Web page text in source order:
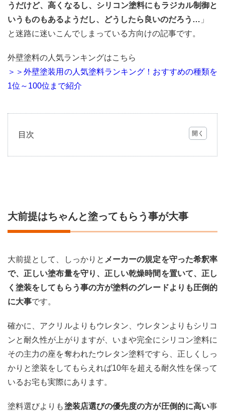
うだけど、高くなるし、シリコン塗料にもラジカル制御と
いうものもあるようだし、どうしたら良いのだろう… 」
と迷路に迷いこんでしまっている方向けの記事です。
外壁塗料の人気ランキングはこちら
＞＞外壁塗装用の人気塗料ランキング！おすすめの種類を
1位～100位まで紹介
目次
大前
らう
大事
1年
あた
定価
格で
比較
2.0.1
壁塗
装を
い」
大前提はちゃんと塗ってもらう事が大事
大前提として、しっかりと メーカーの規定を守った希釈率
で、正しい塗布量を守り、正しい乾燥時間を置いて、正し
く塗装をしてもらう事の方が塗料のグレードよりも圧倒的
に大事です。
確かに、アクリルよりもウレタン、ウレタンよりもシリコ
ンと耐久性が上がりますが、いまや完全にシリコン塗料に
その主力の座を奪われたウレタン塗料ですら、正しくしっ
かりと塗装をしてもらえれば10年を超える耐久性を保って
いるお宅も実際にあります。
塗料選びよりも塗装店選びの優先度の方が圧倒的に高い事